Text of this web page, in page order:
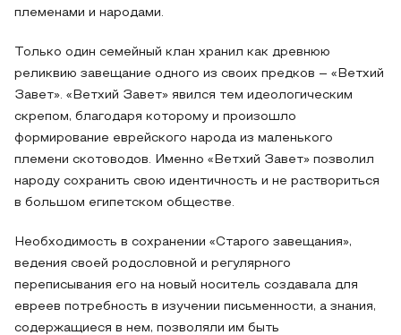
племенами и народами.
Только один семейный клан хранил как древнюю
реликвию завещание одного из своих предков – «Ветхий
Завет». «Ветхий Завет» явился тем идеологическим
скрепом, благодаря которому и произошло
формирование еврейского народа из маленького
племени скотоводов. Именно «Ветхий Завет» позволил
народу сохранить свою идентичность и не раствориться
в большом египетском обществе.
Необходимость в сохранении «Старого завещания»,
ведения своей родословной и регулярного
переписывания его на новый носитель создавала для
евреев потребность в изучении письменности, а знания,
содержащиеся в нем, позволяли им быть